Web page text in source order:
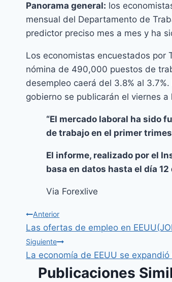
Panorama general: los
mensual del Departamento de
predictor preciso mes a mes y ha
Los economistas encuestados por
nómina de 490,000 puestos de
desempleo caerá del 3.8% al
gobierno se publicarán el viernes
“El mercado laboral ha sido
de trabajo en el primer
El informe, realizado por el
basa en datos hasta el día 12
Via Forexlive
Anterior
Las ofertas de empleo en
Siguiente
La economía de EEUU se expandió
Publicaciones